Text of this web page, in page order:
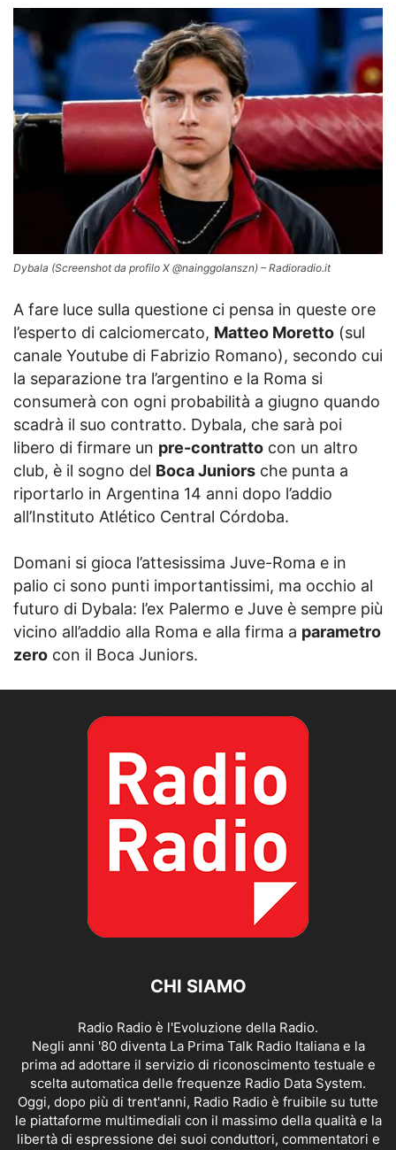
Dybala (Screenshot da profilo X @nainggolanszn) – Radioradio.it
A fare luce sulla questione ci pensa in queste ore
l’esperto di calciomercato, Matteo Moretto (sul
canale Youtube di Fabrizio Romano), secondo cui
la separazione tra l’argentino e la Roma si
consumerà con ogni probabilità a giugno quando
scadrà il suo contratto. Dybala, che sarà poi
libero di firmare un pre-contratto con un altro
club, è il sogno del Boca Juniors che punta a
riportarlo in Argentina 14 anni dopo l’addio
all’Instituto Atlético Central Córdoba.
Domani si gioca l’attesissima Juve-Roma e in
palio ci sono punti importantissimi, ma occhio al
futuro di Dybala: l’ex Palermo e Juve è sempre più
vicino all’addio alla Roma e alla firma a parametro
zero con il Boca Juniors.
CHI SIAMO
Radio Radio è l'Evoluzione della Radio.
Negli anni '80 diventa La Prima Talk Radio Italiana e la
prima ad adottare il servizio di riconoscimento testuale e
scelta automatica delle frequenze Radio Data System.
Oggi, dopo più di trent'anni, Radio Radio è fruibile su tutte
le piattaforme multimediali con il massimo della qualità e la
libertà di espressione dei suoi conduttori, commentatori e